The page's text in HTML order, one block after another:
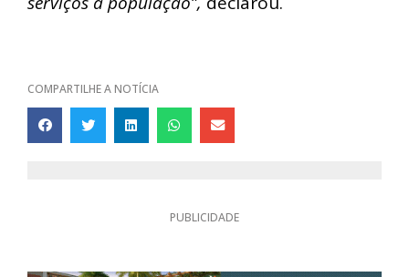
COMPARTILHE A NOTÍCIA
PUBLICIDADE